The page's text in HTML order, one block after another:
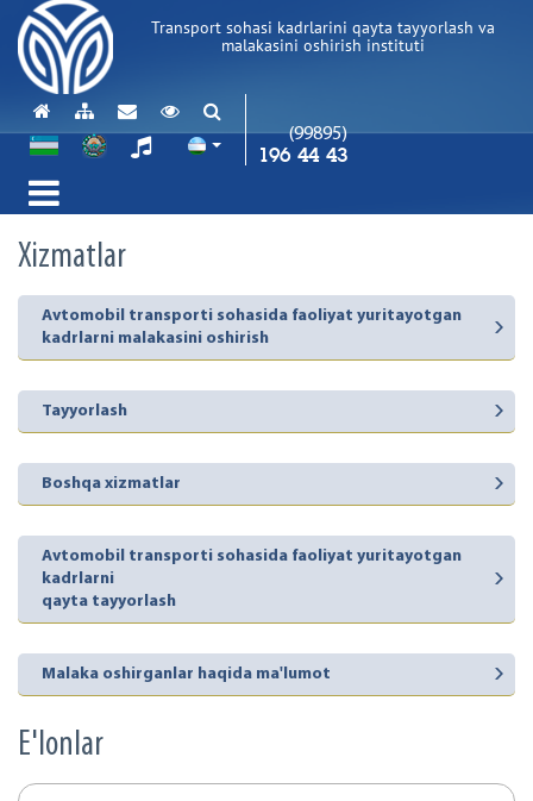
Transport sohasi kadrlarini qayta tayyorlash va
malakasini oshirish instituti
(99895)
196 44 43
Xizmatlar
Avtomobil transporti sohasida faoliyat yuritayotgan
kadrlarni malakasini oshirish
Tayyorlash
Boshqa xizmatlar
Avtomobil transporti sohasida faoliyat yuritayotgan
kadrlarni
qayta tayyorlash
Malaka oshirganlar haqida ma'lumot
E'lonlar